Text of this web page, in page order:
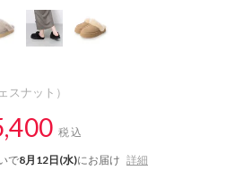
スナット）
税込
で8月12日(水)にお届け 詳細